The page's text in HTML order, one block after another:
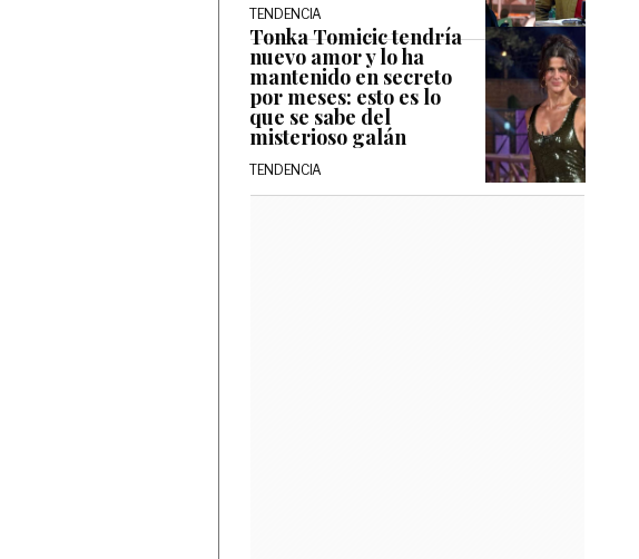
TENDENCIA
Tonka Tomicic tendría
nuevo amor y lo ha
mantenido en secreto
por meses: esto es lo
que se sabe del
misterioso galán
TENDENCIA